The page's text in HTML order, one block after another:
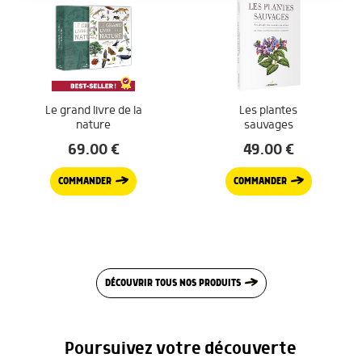
Le grand livre de la
nature
69.00€
COMMANDER
Les plantes
sauvages
49.00€
COMMANDER
DÉCOUVRIR TOUS NOS PRODUITS
Poursuivez votre découverte